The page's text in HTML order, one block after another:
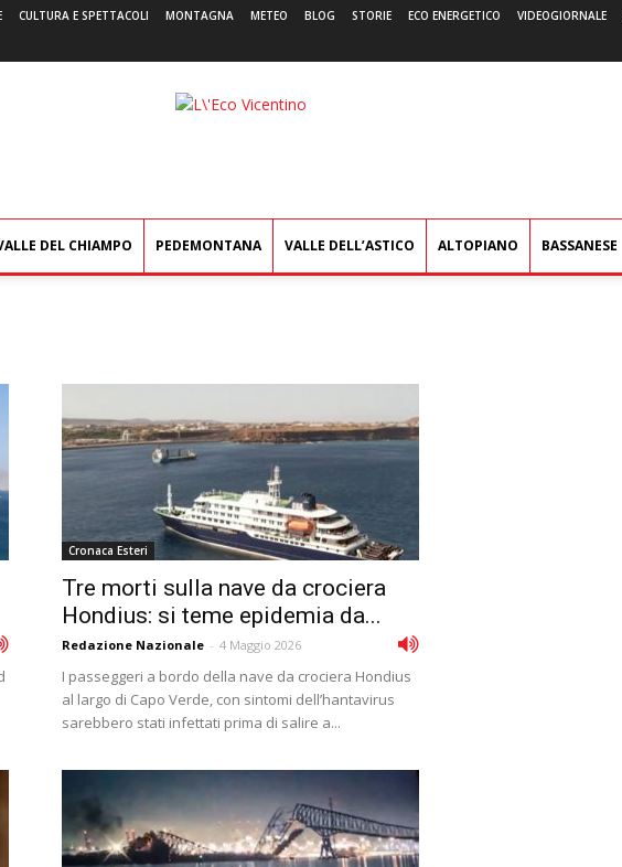
CULTURA E SPETTACOLI MONTAGNA METEO BLOG STORIE ECO ENERGETICO VIDEOGIORNALE
L'Eco
DEL CHIAMPO PEDEMONTANA VALLE DELL’ASTICO ALTOPIANO BASSANESE
Cronaca Esteri
Tre morti sulla nave da crociera
Hondius: si teme epidemia da...
Redazione Nazionale - 4 Maggio 2026
I passeggeri a bordo della nave da crociera Hondius
al largo di Capo Verde, con sintomi dell’hantavirus
sarebbero stati infettati prima di salire a...